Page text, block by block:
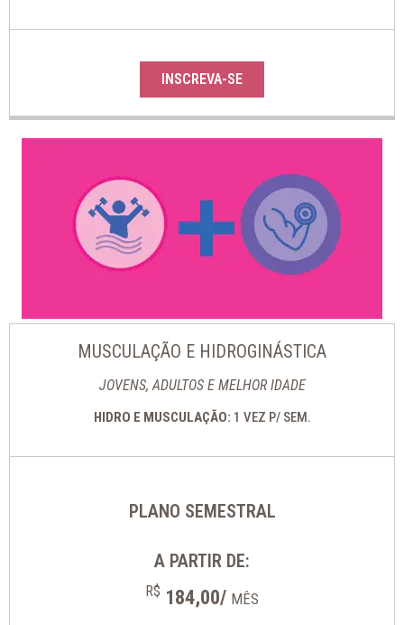
INSCREVA-SE
MUSCULAÇÃO E HIDROGINÁSTICA
JOVENS, ADULTOS E MELHOR IDADE
HIDRO E MUSCULAÇÃO: 1 VEZ P/ SEM.
PLANO SEMESTRAL
A PARTIR DE:
R$ 184,00/ MÊS